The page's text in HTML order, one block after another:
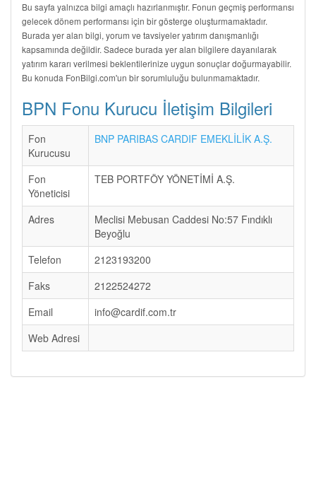
Bu sayfa yalnızca bilgi amaçlı hazırlanmıştır. Fonun geçmiş performansı
gelecek dönem performansı için bir gösterge oluşturmamaktadır.
Burada yer alan bilgi, yorum ve tavsiyeler yatırım danışmanlığı
kapsamında değildir. Sadece burada yer alan bilgilere dayanılarak
yatırım kararı verilmesi beklentilerinize uygun sonuçlar doğurmayabilir.
Bu konuda FonBilgi.com'un bir sorumluluğu bulunmamaktadır.
BPN Fonu Kurucu İletişim Bilgileri
Fon
Kurucusu
BNP PARIBAS CARDIF EMEKLİLİK A.Ş.
Fon
Yöneticisi
TEB PORTFÖY YÖNETİMİ A.Ş.
Adres
Meclisi Mebusan Caddesi No:57 Fındıklı
Beyoğlu
Telefon
2123193200
Faks
2122524272
Email
info@cardif.com.tr
Web Adresi